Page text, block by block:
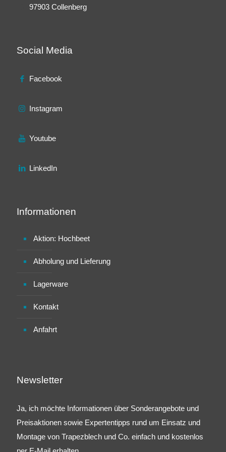
97903 Collenberg
Social Media
Facebook
Instagram
Youtube
LinkedIn
Informationen
Aktion: Hochbeet
Abholung und Lieferung
Lagerware
Kontakt
Anfahrt
Newsletter
Ja, ich möchte Informationen über Sonderangebote und
Preisaktionen sowie Expertentipps rund um Einsatz und
Montage von Trapezblech und Co. einfach und kostenlos